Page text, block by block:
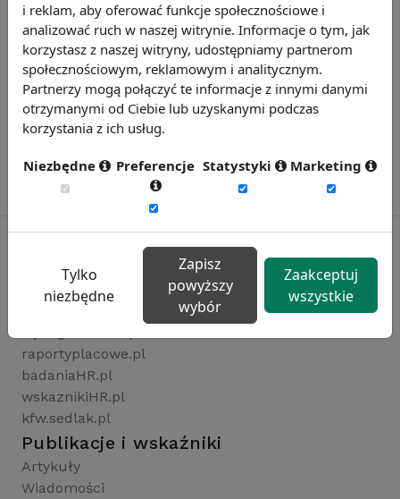
Rynekpracy.pl
raportyplacowe.pl
badaniaHR.pl
wskaznikiHR.pl
kfw.sedlak.pl
Publikacje i wskaźniki
Artykuły
Wiadomości
i reklam, aby oferować funkcje społecznościowe i
analizować ruch w naszej witrynie. Informacje o tym, jak
korzystasz z naszej witryny, udostępniamy partnerom
społecznościowym, reklamowym i analitycznym.
Partnerzy mogą połączyć te informacje z innymi danymi
otrzymanymi od Ciebie lub uzyskanymi podczas
korzystania z ich usług.
Niezbędne Preferencje Statystyki Marketing
Tylko
niezbędne
Zapisz
powyższy
wybór
Zaakceptuj
wszystkie